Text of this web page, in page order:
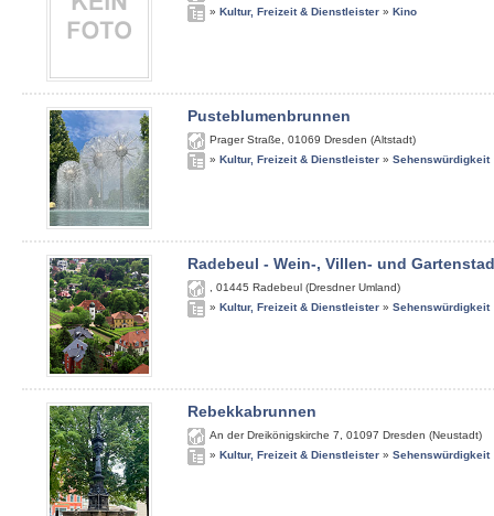
» Kultur, Freizeit & Dienstleister » Kino
Pusteblumenbrunnen
Prager Straße 01069 Dresden (Altstadt)
» Kultur, Freizeit & Dienstleister » Sehenswürdigkeit
Radebeul - Wein-, Villen- und
01445 Radebeul (Dresdner Umland)
» Kultur, Freizeit & Dienstleister » Sehenswürdigkeit
Rebekkabrunnen
An der Dreikönigskirche 7 01097 Dresden (Neustadt)
» Kultur, Freizeit & Dienstleister » Sehenswürdigkeit